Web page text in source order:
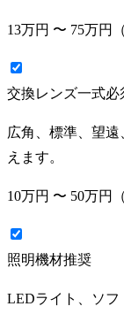
13万円 〜 75万円
交換レンズ一式必
広角、標準、望
えます。
10万円 〜 50万円
照明機材推奨
LEDライト、ソフ